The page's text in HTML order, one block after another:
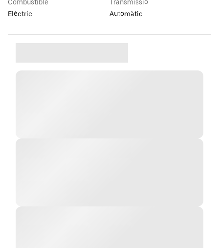
Combustible
Elèctric
Transmissió
Automàtic